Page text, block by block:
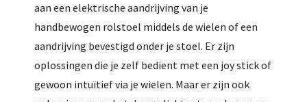
aan een elektrische aandrijving van je
handbewogen rolstoel middels de wielen of een
aandrijving bevestigd onder je stoel. Er zijn
oplossingen die je zelf bedient met een joy stick of
gewoon intuïtief via je wielen. Maar er zijn ook